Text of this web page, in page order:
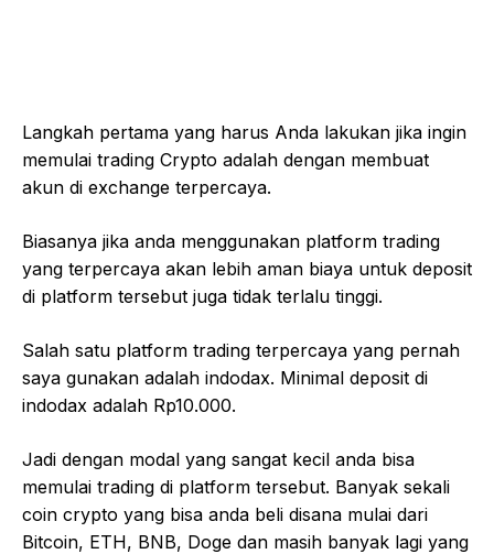
Langkah pertama yang harus Anda lakukan jika ingin
memulai trading Crypto adalah dengan membuat
akun di exchange terpercaya.
Biasanya jika anda menggunakan platform trading
yang terpercaya akan lebih aman biaya untuk deposit
di platform tersebut juga tidak terlalu tinggi.
Salah satu platform trading terpercaya yang pernah
saya gunakan adalah indodax. Minimal deposit di
indodax adalah Rp10.000.
Jadi dengan modal yang sangat kecil anda bisa
memulai trading di platform tersebut. Banyak sekali
coin crypto yang bisa anda beli disana mulai dari
Bitcoin, ETH, BNB, Doge dan masih banyak lagi yang